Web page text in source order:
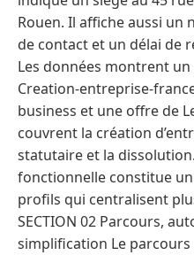
Rouen. Il affiche aussi
de contact et un délai de
Les données montrent
Creation-entreprise-
business et une offre de
couvrent la création
statutaire et la
fonctionnelle constitue
profils qui centralisent
SECTION 02 Parcours,
simplification Le parcours